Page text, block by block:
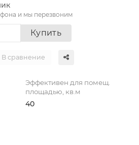
и мы перезвоним
Купить
В сравнение
Эффективен для помещ.
площадью, кв.м
40